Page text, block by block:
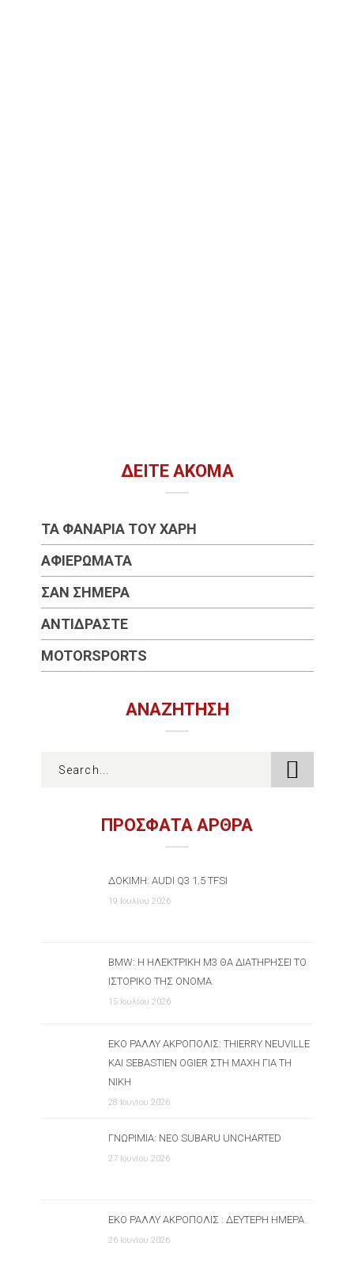
ΔΕΊΤΕ ΑΚΌΜΑ
ΤΑ ΦΑΝΆΡΙΑ ΤΟΥ ΧΆΡΗ
ΑΦΙΕΡΏΜΑΤΑ
ΣΑΝ ΣΉΜΕΡΑ
ΑΝΤΙΔΡΆΣΤΕ
MOTORSPORTS
ΑΝΑΖΉΤΗΣΗ
ΠΡΟΣΦΑΤΑ ΑΡΘΡΑ
ΔΟΚΙΜΉ: AUDI Q3 1.5 TFSI
19 Ιουλίου 2026
BMW: Η ΗΛΕΚΤΡΙΚΉ M3 ΘΑ ΔΙΑΤΗΡΉΣΕΙ ΤΟ
ΙΣΤΟΡΙΚΌ ΤΗΣ ΌΝΟΜΑ
15 Ιουλίου 2026
ΕΚΟ ΡΆΛΛΥ ΑΚΡΌΠΟΛΙΣ: THIERRY NEUVILLE
ΚΑΙ SEBASTIEN OGIER ΣΤΗ ΜΆΧΗ ΓΙΑ ΤΗ
ΝΊΚΗ
28 Ιουνίου 2026
ΓΝΩΡΙΜΊΑ: ΝΈΟ SUBARU UNCHARTED
27 Ιουνίου 2026
ΕΚΟ ΡΆΛΛΥ ΑΚΡΌΠΟΛΙΣ : ΔΕΎΤΕΡΗ ΗΜΈΡΑ
26 Ιουνίου 2026